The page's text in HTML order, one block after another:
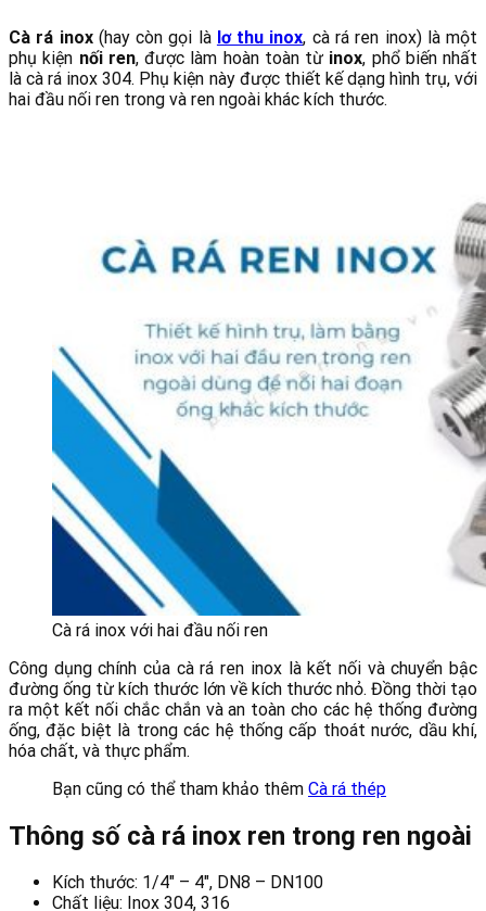
Cà rá inox(hay còn gọi là lơ thu inox, cà rá ren inox) là một
phụ kiện nối ren, được làm hoàn toàn từ inox, phổ biến nhất
là cà rá inox 304. Phụ kiện này được thiết kế dạng hình trụ, với
hai đầu nối ren trong và ren ngoài khác kích thước.
Cà rá inox với hai đầu nối ren
Công dụng chính của cà rá ren inox là kết nối và chuyển bậc
đường ống từ kích thước lớn về kích thước nhỏ. Đồng thời tạo
ra một kết nối chắc chắn và an toàn cho các hệ thống đường
ống, đặc biệt là trong các hệ thống cấp thoát nước, dầu khí,
hóa chất, và thực phẩm.
Bạn cũng có thể tham khảo thêm Cà rá thép
Thông số cà rá inox ren trong ren ngoài
Kích thước: 1/4″ – 4″, DN8 – DN100
Chất liệu: Inox 304, 316